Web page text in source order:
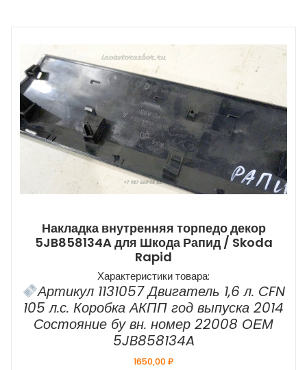
Накладка внутренняя торпедо декор
5JB858134A для Шкода Рапид / Skoda
Rapid
Характеристики товара:
Артикул 1131057 Двигатель 1,6 л. CFN
105 л.с. Коробка АКПП год выпуска 2014
Состояние бу вн. номер 22008 ОЕМ
5JB858134A
1650,00₽